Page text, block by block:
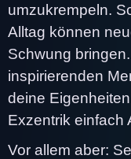
umzukrempeln.
Alltag können
Schwung
inspirierenden
deine
Exzentrik einfach
Vor allem aber: